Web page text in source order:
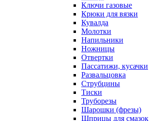
Ключи газовые
Крюки для вязки
Кувалда
Молотки
Напильники
Ножницы
Отвертки
Пассатижи, кусачки
Развальцовка
Струбцины
Тиски
Труборезы
Шарошки (фрезы)
Шприцы для смазок